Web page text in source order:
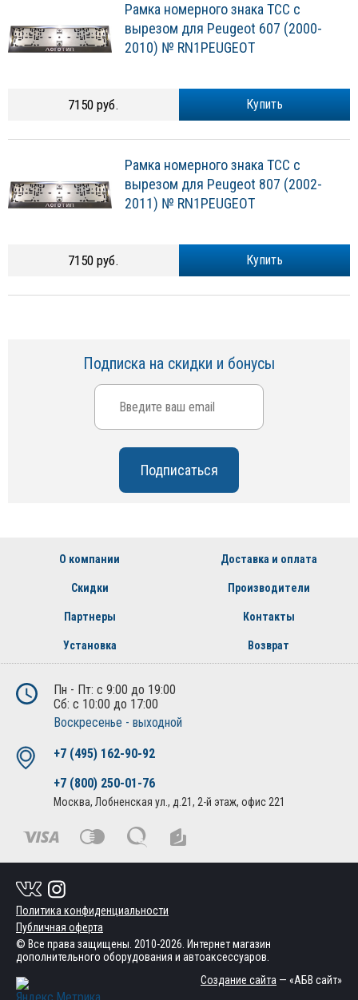
Рамка номерного знака ТСС с
вырезом для Peugeot 607 (2000-
2010) № RN1PEUGEOT
Купить
7150 руб.
Рамка номерного знака ТСС с
вырезом для Peugeot 807 (2002-
2011) № RN1PEUGEOT
Купить
7150 руб.
Подписка на скидки и бонусы
О компании Доставка и оплата
Скидки Производители
Партнеры Контакты
Установка Возврат
Пн - Пт: с 9:00 до 19:00
Сб: с 10:00 до 17:00
Воскресенье - выходной
+7 (495) 162-90-92
+7 (800) 250-01-76
Москва, Лобненская ул., д.21, 2-й этаж, офис 221
Политика конфиденциальности
Публичная оферта
© Все права защищены. 2010-2026. Интернет магазин
дополнительного оборудования и автоаксессуаров.
Создание сайта — «АБВ сайт»